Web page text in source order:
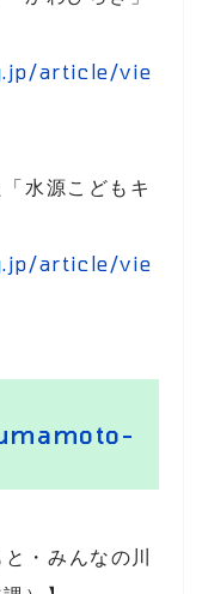
article/vie
水源こどもキ
article/vie
・みんなの川